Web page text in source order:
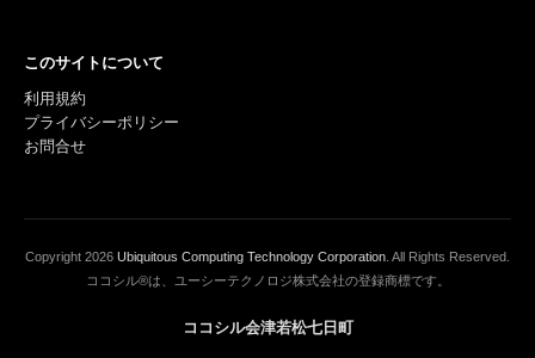
このサイトについて
利用規約
プライバシーポリシー
お問合せ
Copyright 2026 Ubiquitous Computing Technology Corporation . All Rights Reserved.
ココシル®は、ユーシーテクノロジ株式会社の登録商標です。
ココシル会津若松七日町